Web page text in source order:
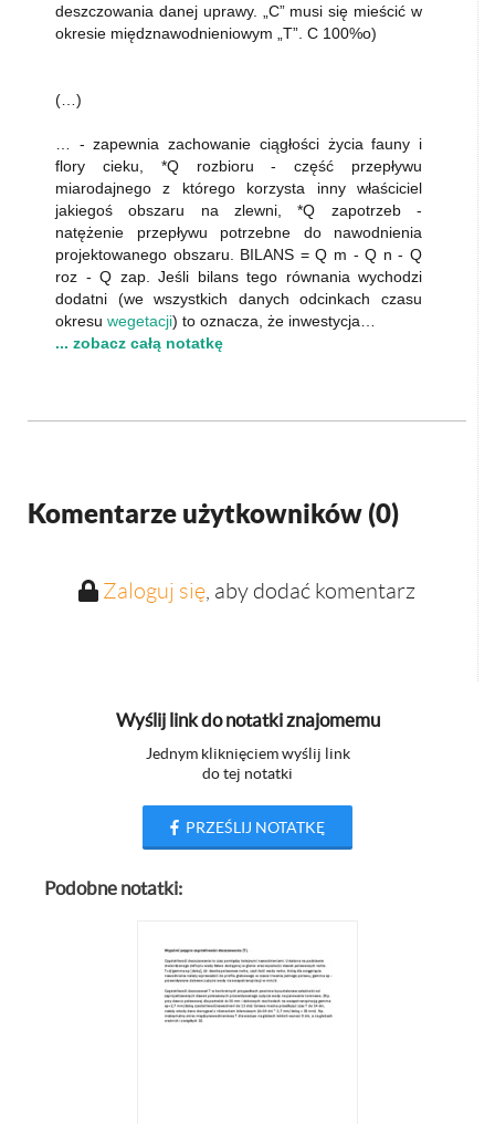
deszczowania danej uprawy. „C” musi się mieścić w
okresie międznawodnieniowym „T”. C 100%o)
(…)
… - zapewnia zachowanie ciągłości życia fauny i
flory cieku, *Q rozbioru - część przepływu
miarodajnego z którego korzysta inny właściciel
jakiegoś obszaru na zlewni, *Q zapotrzeb -
natężenie przepływu potrzebne do nawodnienia
projektowanego obszaru. BILANS = Q m - Q n - Q
roz - Q zap. Jeśli bilans tego równania wychodzi
dodatni (we wszystkich danych odcinkach czasu
okresu wegetacji) to oznacza, że inwestycja…
... zobacz całą notatkę
Komentarze użytkowników (0)
Zaloguj się, aby dodać komentarz
Wyślij link do notatki znajomemu
Jednym kliknięciem wyślij link
do tej notatki
PRZEŚLIJ NOTATKĘ
Podobne notatki: